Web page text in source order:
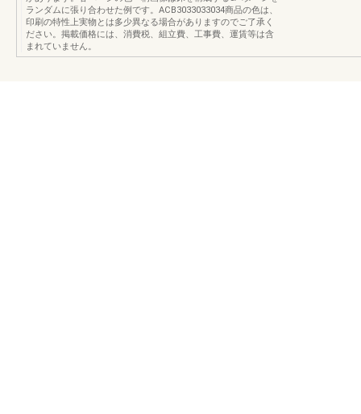
ランダムに張り合わせた例です。ACB3033033034商品の色は、
印刷の特性上実物とは多少異なる場合がありますのでご了承く
ださい。掲載価格には、消費税、組立費、工事費、運賃等は含
まれていません。